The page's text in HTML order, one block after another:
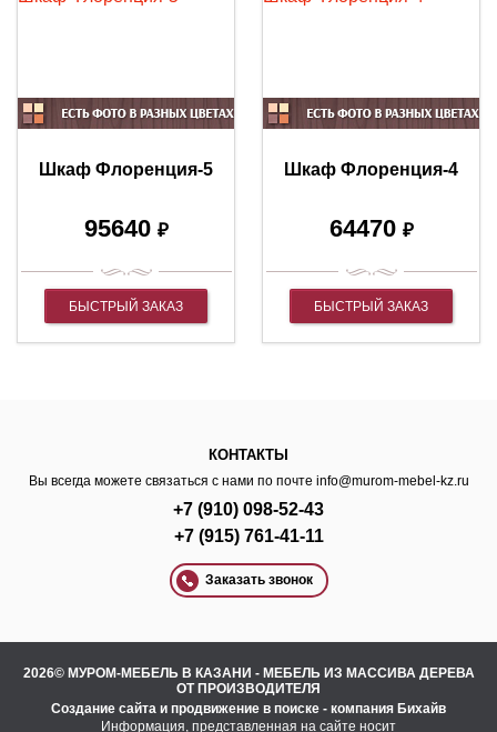
Шкаф Флоренция-5
95640 ₽
БЫСТРЫЙ ЗАКАЗ
Шкаф Флоренция-4
64470 ₽
БЫСТРЫЙ ЗАКАЗ
КОНТАКТЫ
Вы всегда можете связаться с нами по почте info@murom-mebel-kz.ru
+7 (910) 098-52-43
+7 (915) 761-41-11
Заказать звонок
2026© МУРОМ-МЕБЕЛЬ В КАЗАНИ - МЕБЕЛЬ ИЗ МАССИВА ДЕРЕВА
ОТ ПРОИЗВОДИТЕЛЯ
Создание сайта и продвижение в поиске - компания Бихайв
Информация, представленная на сайте носит